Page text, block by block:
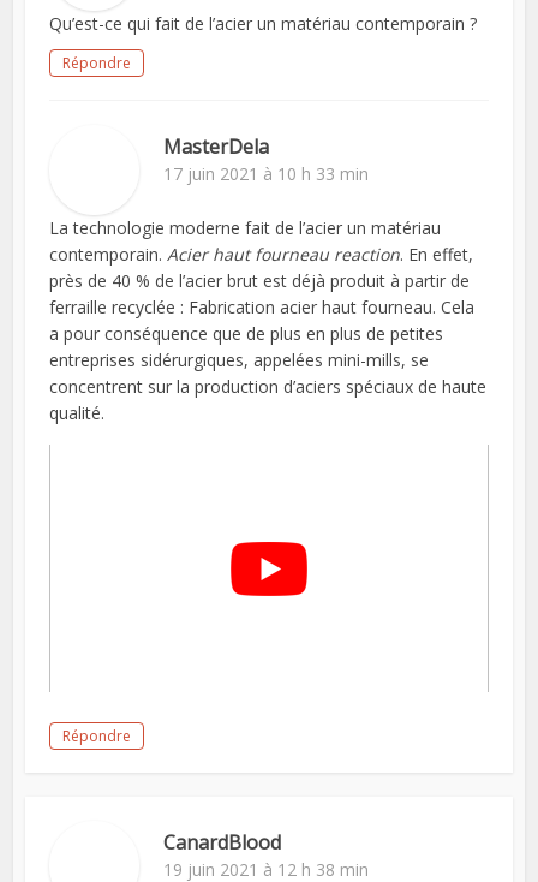
Qu’est-ce qui fait de l’acier un matériau contemporain ?
Répondre
MasterDela
17 juin 2021 à 10 h 33 min
La technologie moderne fait de l’acier un matériau
contemporain.Acier haut fourneau reaction. En effet,
près de 40 % de l’acier brut est déjà produit à partir de
ferraille recyclée : Fabrication acier haut fourneau. Cela
a pour conséquence que de plus en plus de petites
entreprises sidérurgiques, appelées mini-mills, se
concentrent sur la production d’aciers spéciaux de haute
qualité.
Répondre
CanardBlood
19 juin 2021 à 12 h 38 min